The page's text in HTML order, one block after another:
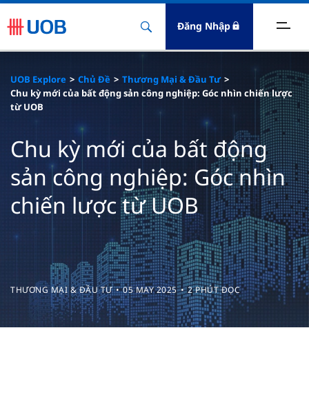
Đăng Nhập
Nối Kỹ Thuật Số
Mại & Đầu Tư
Lý Tài Chính
UOB Explore Chủ Đề
Thương Mại & Đầu Tư
Chu kỳ mới của bất động sản công nghiệp: Góc nhìn chiến lược
từ UOB
Chu kỳ mới của bất động
sản công nghiệp: Góc nhìn
chiến lược từ UOB
THƯƠNG MẠI & ĐẦU TƯ 05 MAY 2025 2 PHÚT ĐỌC